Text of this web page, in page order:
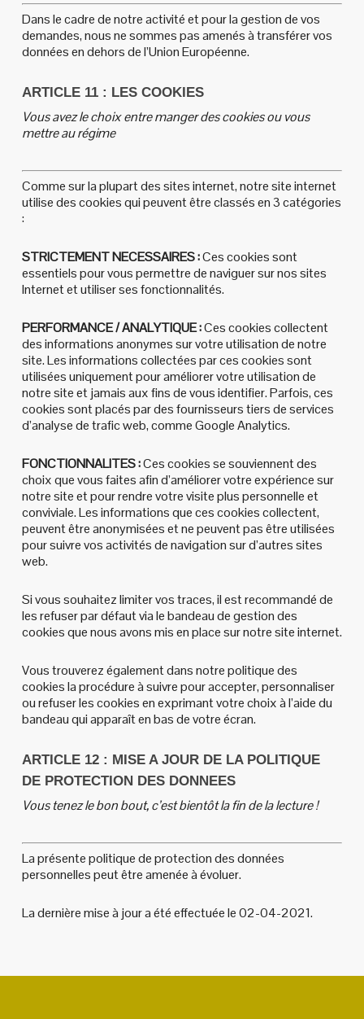
Dans le cadre de notre activité et pour la gestion de vos
demandes, nous ne sommes pas amenés à transférer vos
données en dehors de l’Union Européenne.
ARTICLE 11 : LES COOKIES
Vous avez le choix entre manger des cookies ou vous
mettre au régime
Comme sur la plupart des sites internet, notre site internet
utilise des cookies qui peuvent être classés en 3 catégories
:
STRICTEMENT NECESSAIRES :Ces cookies sont
essentiels pour vous permettre de naviguer sur nos sites
Internet et utiliser ses fonctionnalités.
PERFORMANCE / ANALYTIQUE :Ces cookies collectent
des informations anonymes sur votre utilisation de notre
site. Les informations collectées par ces cookies sont
utilisées uniquement pour améliorer votre utilisation de
notre site et jamais aux fins de vous identifier. Parfois, ces
cookies sont placés par des fournisseurs tiers de services
d’analyse de trafic web, comme Google Analytics.
FONCTIONNALITES :Ces cookies se souviennent des
choix que vous faites afin d’améliorer votre expérience sur
notre site et pour rendre votre visite plus personnelle et
conviviale. Les informations que ces cookies collectent,
peuvent être anonymisées et ne peuvent pas être utilisées
pour suivre vos activités de navigation sur d’autres sites
web.
Si vous souhaitez limiter vos traces, il est recommandé de
les refuser par défaut via le bandeau de gestion des
cookies que nous avons mis en place sur notre site internet.
Vous trouverez également dans notre politique des
cookies la procédure à suivre pour accepter, personnaliser
ou refuser les cookies en exprimant votre choix à l’aide du
bandeau qui apparaît en bas de votre écran.
ARTICLE 12 : MISE A JOUR DE LA POLITIQUE
DE PROTECTION DES DONNEES
Vous tenez le bon bout, c’est bientôt la fin de la lecture !
La présente politique de protection des données
personnelles peut être amenée à évoluer.
La dernière mise à jour a été effectuée le 02-04-2021.